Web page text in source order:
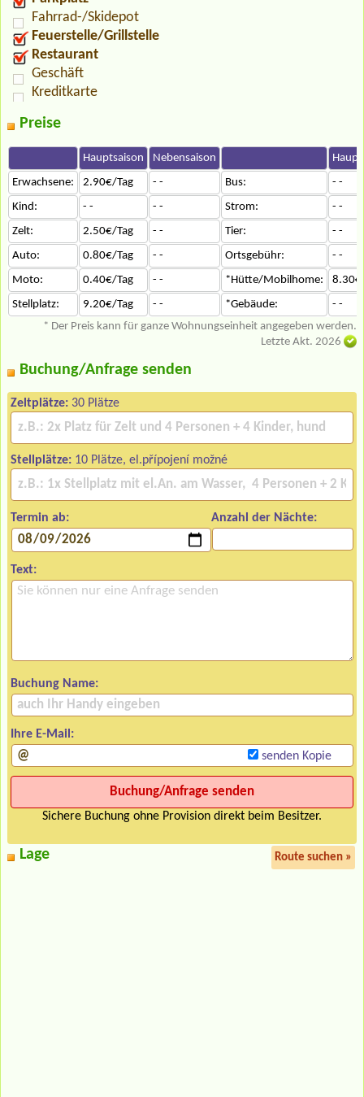
Fahrrad-/Skidepot
Feuerstelle/Grillstelle
Restaurant
Geschäft
Kreditkarte
Preise
Hauptsaison Nebensaison
Erwachsene:
2.90€/Tag - - Bus:
- -
Kind:
- - - - Strom:
- -
Zelt:
2.50€/Tag - - Tier:
- -
Auto:
0.80€/Tag - - Ortsgebühr:
- -
Moto:
0.40€/Tag - - *Hütte/Mobilhome:
Stellplatz:
9.20€/Tag - - *Gebäude:
- -
* Der Preis kann für ganze Wohnungseinheit angegeben werden.
Letzte Akt. 2026
Buchung/Anfrage senden
Zeltplätze: 30 Plätze
Stellplätze: 10 Plätze, el.přípojení možné
Termin ab: Anzahl der Nächte:
Text:
Buchung Name:
Ihre E-Mail:
senden Kopie
Sichere Buchung ohne Provision direkt beim Besitzer.
Lage Route suchen »